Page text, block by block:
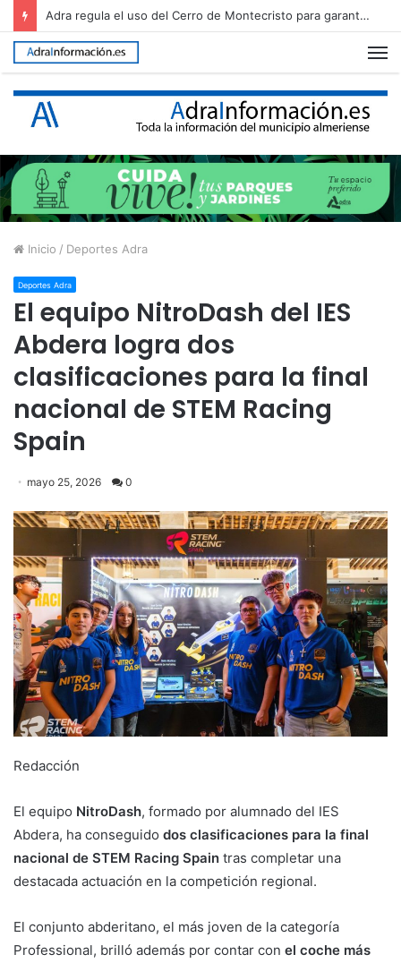
Adra regula el uso del Cerro de Montecristo para garantizar su conservación
Inicio / Deportes Adra
Deportes Adra
El equipo NitroDash del IES
Abdera logra dos
clasificaciones para la final
nacional de STEM Racing
Spain
mayo 25, 2026 0
Redacción
El equipo NitroDash, formado por alumnado del IES
Abdera, ha conseguido dos clasificaciones para la final
nacional de STEM Racing Spain tras completar una
destacada actuación en la competición regional.
El conjunto abderitano, el más joven de la categoría
Professional, brilló además por contar con el coche más